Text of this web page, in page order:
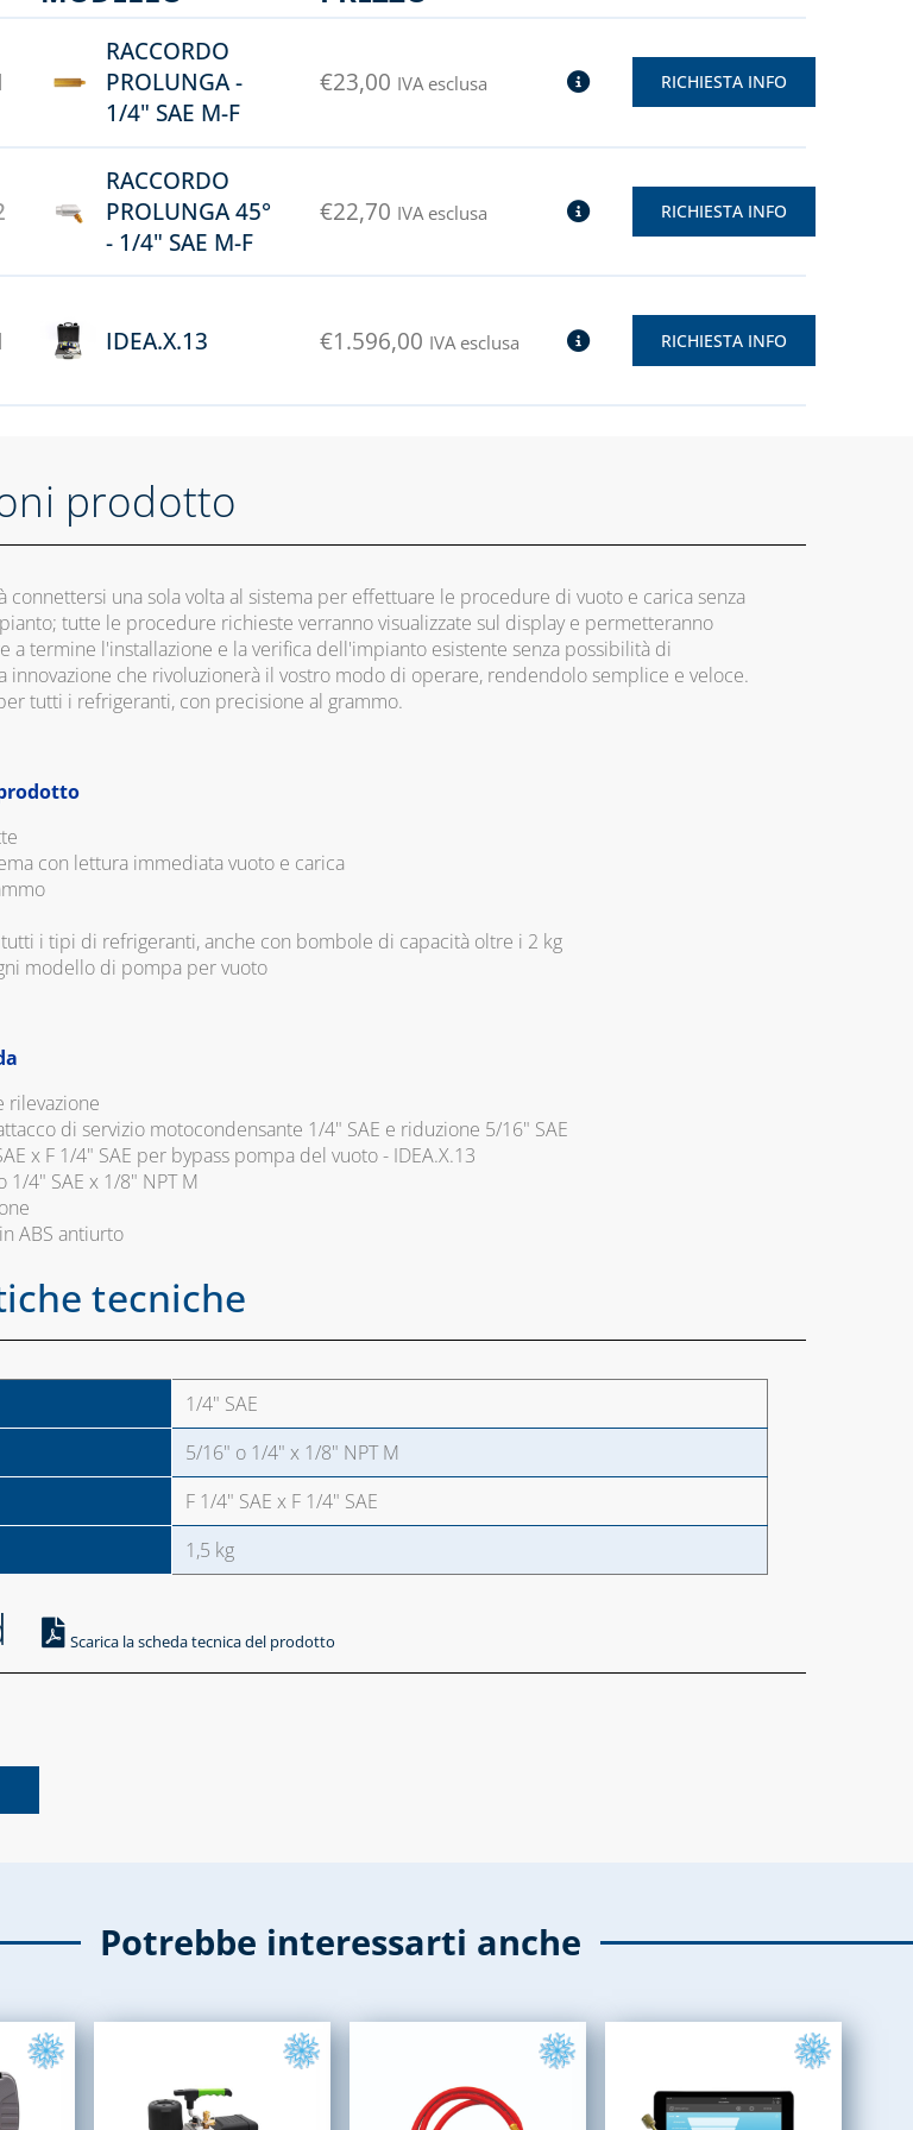
RACCORDO
PROLUNGA -
1/4" SAE M-F
€23,00 IVA esclusa RICHIESTA INFO
RACCORDO
PROLUNGA 45°
- 1/4" SAE M-F
€22,70 IVA esclusa RICHIESTA INFO
IDEA.X.13 €1.596,00 IVA esclusa RICHIESTA INFO
prodotto
connettersi una sola volta al sistema per effettuare le procedure di vuoto e carica senza
tutte le procedure richieste verranno visualizzate sul display e permetteranno
a termine l'installazione e la verifica dell'impianto esistente senza possibilità di
innovazione che rivoluzionerà il vostro modo di operare, rendendolo semplice e veloce.
tutti i refrigeranti, con precisione al grammo.
con lettura immediata vuoto e carica
i tipi di refrigeranti, anche con bombole di capacità oltre i 2 kg
modello di pompa per vuoto
rilevazione
di servizio motocondensante 1/4" SAE e riduzione 5/16" SAE
x F 1/4" SAE per bypass pompa del vuoto - IDEA.X.13
4" SAE x 1/8" NPT M
ABS antiurto
tecniche
1/4" SAE
5/16" o 1/4" x 1/8" NPT M
F 1/4" SAE x F 1/4" SAE
1,5 kg
Scarica la scheda tecnica del prodotto
Potrebbe interessarti anche